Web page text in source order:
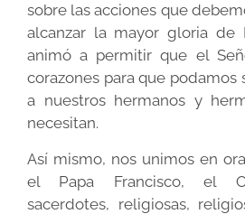
sobre las acciones que
alcanzar la mayor gloria de
animó a permitir que el
corazones para que podamos
a nuestros hermanos y
necesitan.
Así mismo, nos unimos en
el Papa Francisco, el
sacerdotes, religiosas,